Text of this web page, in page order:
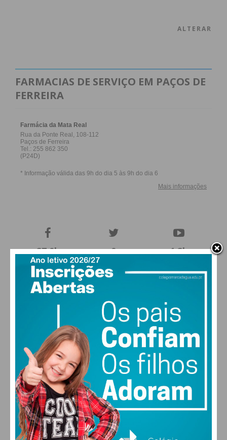
ALTERAR
FARMACIAS DE SERVIÇO EM PAÇOS DE
FERREIRA
27,0k
Fans
0 1,2k
578
Readers
MAIS POPULARES